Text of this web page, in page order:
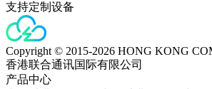
支持定制设备
Copyright © 2015-2026 HONG KONG
香港联合通讯国际有限公司
产品中心